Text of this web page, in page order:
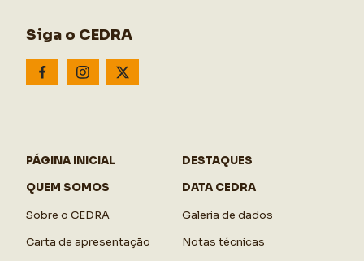
Siga o CEDRA
PÁGINA INICIAL
QUEM SOMOS
Sobre o CEDRA
Carta de apresentação
DESTAQUES
DATA CEDRA
Galeria de dados
Notas técnicas